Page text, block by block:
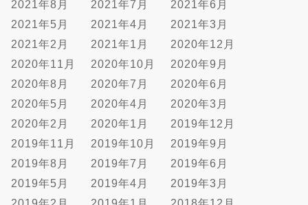
2021年8月
2021年7月
2021年6月
2021年5月
2021年4月
2021年3月
2021年2月
2021年1月
2020年12月
2020年11月
2020年10月
2020年9月
2020年8月
2020年7月
2020年6月
2020年5月
2020年4月
2020年3月
2020年2月
2020年1月
2019年12月
2019年11月
2019年10月
2019年9月
2019年8月
2019年7月
2019年6月
2019年5月
2019年4月
2019年3月